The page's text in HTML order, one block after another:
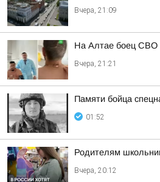
Вчера, 21:09
На Алтае боец СВО
Вчера, 21:21
Памяти бойца
01:52
Родителям
Вчера, 20:12